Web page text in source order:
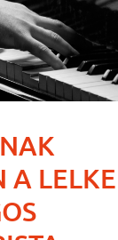
A LELKE